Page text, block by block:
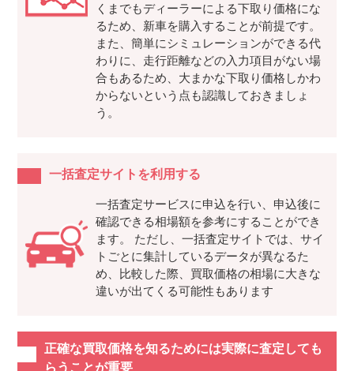
くまでもディーラーによる下取り価格にな
るため、新車を購入することが前提です。
また、簡単にシミュレーションができる代
わりに、走行距離などの入力項目がない場
合もあるため、大まかな下取り価格しかわ
からないという点も認識しておきましょ
う。
一括査定サイトを利用する
一括査定サービスに申込を行い、申込後に
確認できる相場額を参考にすることができ
ます。 ただし、一括査定サイトでは、サイ
トごとに集計しているデータが異なるた
め、比較した際、買取価格の相場に大きな
違いが出てくる可能性もあります
正確な買取価格を知るためには実際に査定しても
らうことが重要